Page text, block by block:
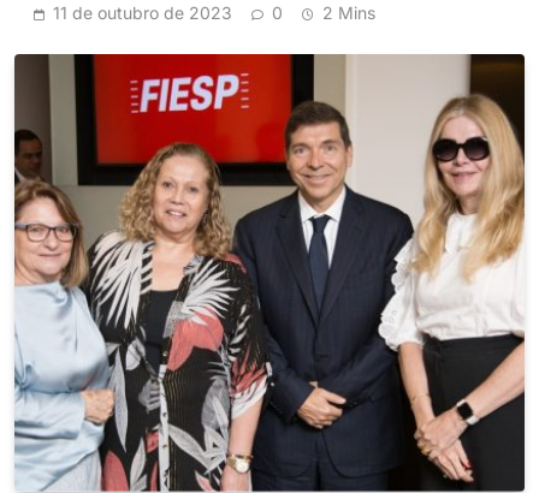
11 de outubro de 2023 0 2 Mins